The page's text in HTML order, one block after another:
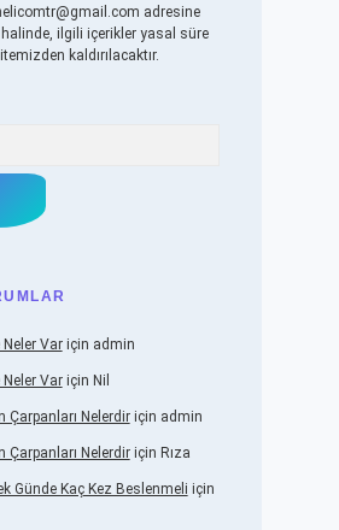
adresine
ilgili içerikler yasal süre
kaldırılacaktır.
Variçin admin
Variçin Nil
Çarpanları Nelerdiriçin admin
Çarpanları Nelerdiriçin Rıza
Günde Kaç Kez Beslenmeli için